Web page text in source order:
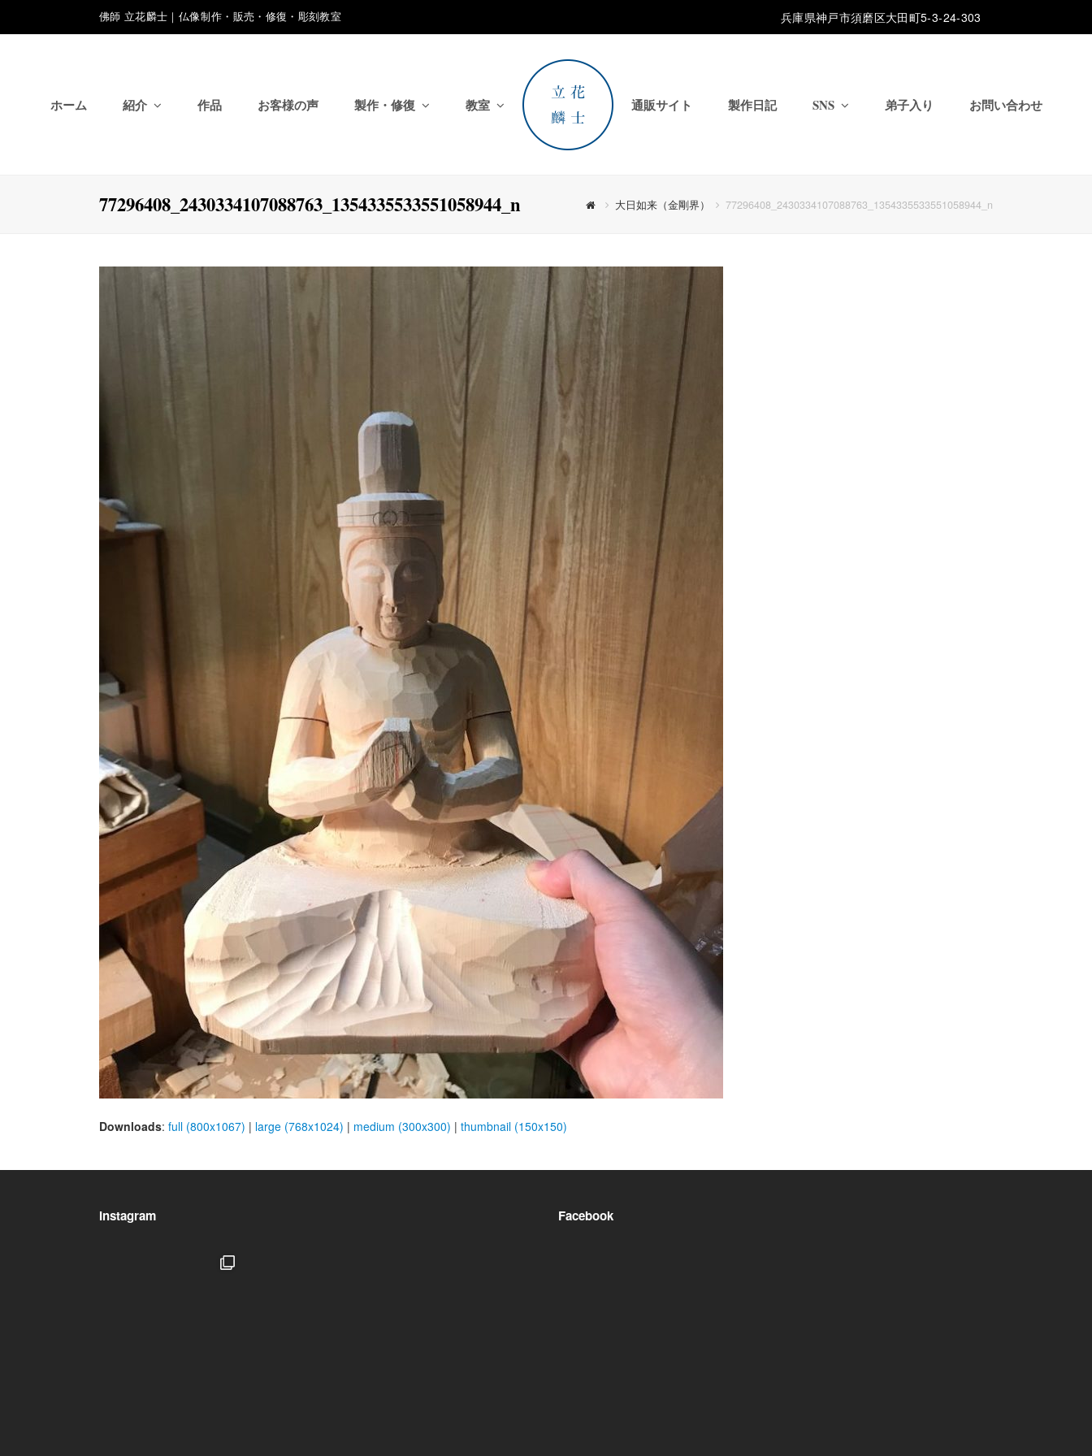
佛師 立花麟士｜仏像制作・販売・修復・彫刻教室 兵庫県神戸市須磨区大田町5-3-24-303
ホーム 紹介 作品 お客様の声 製作・修復 教室 通販サイト 製作日記 SNS 弟子入り お問い合わせ
77296408_2430334107088763_1354335533551058944_n 大日如来（金剛界） 77296408_2430334107088763_1354335533551058944_n
Downloads: full (800x1067) | large (768x1024) | medium (300x300) | thumbnail (150x150)
Instagram Facebook